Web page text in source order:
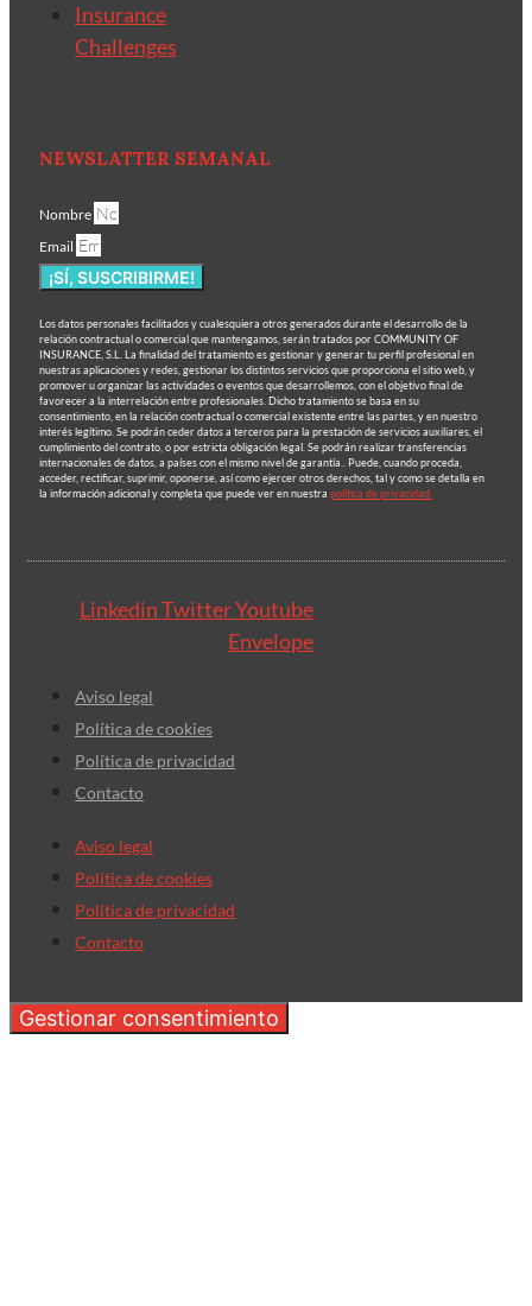
Insurance
Challenges
NEWSLATTER SEMANAL
Nombre
Email
¡SÍ, SUSCRIBIRME!
Los datos personales facilitados y cualesquiera otros generados durante el desarrollo de la
relación contractual o comercial que mantengamos, serán tratados por COMMUNITY OF
INSURANCE, S.L. La finalidad del tratamiento es gestionar y generar tu perfil profesional en
nuestras aplicaciones y redes, gestionar los distintos servicios que proporciona el sitio web, y
promover u organizar las actividades o eventos que desarrollemos, con el objetivo final de
favorecer a la interrelación entre profesionales. Dicho tratamiento se basa en su
consentimiento, en la relación contractual o comercial existente entre las partes, y en nuestro
interés legítimo. Se podrán ceder datos a terceros para la prestación de servicios auxiliares, el
cumplimiento del contrato, o por estricta obligación legal. Se podrán realizar transferencias
internacionales de datos, a países con el mismo nivel de garantía.. Puede, cuando proceda,
acceder, rectificar, suprimir, oponerse, así como ejercer otros derechos, tal y como se detalla en
la información adicional y completa que puede ver en nuestra política de privacidad.
LinkedinTwitterYoutube
Envelope
Aviso legal
Política de cookies
Política de privacidad
Contacto
Aviso legal
Política de cookies
Política de privacidad
Contacto
Gestionar consentimiento